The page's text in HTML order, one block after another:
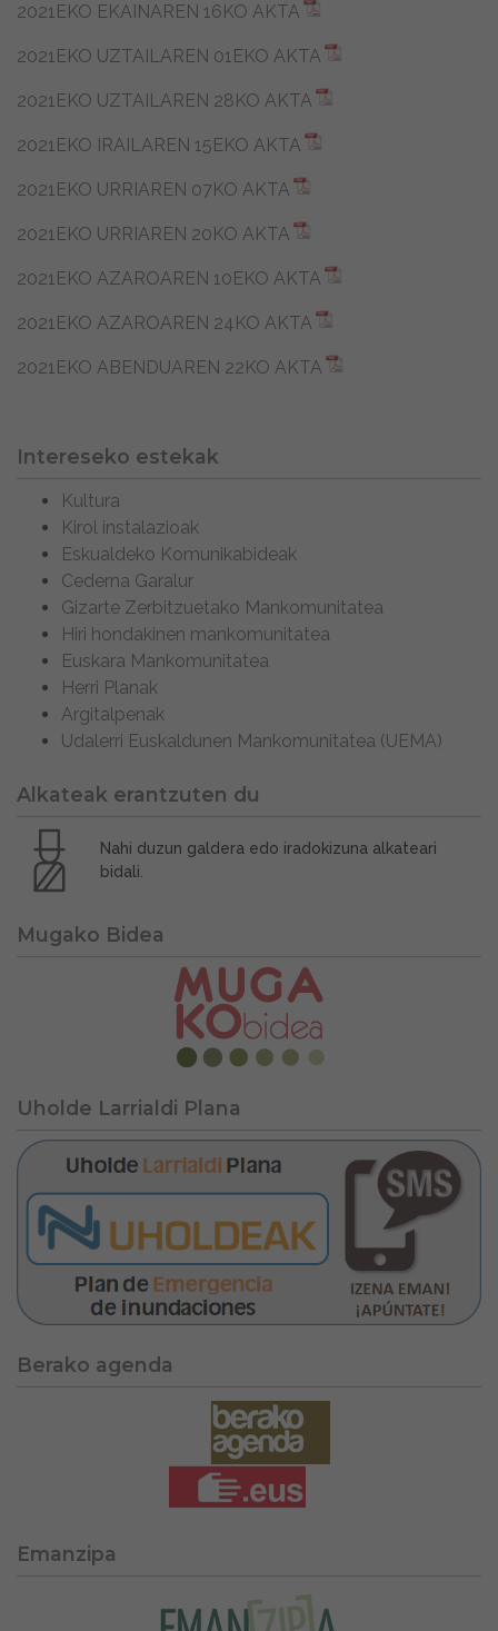
2021EKO EKAINAREN 16KO AKTA
2021EKO UZTAILAREN 01EKO AKTA
2021EKO UZTAILAREN 28KO AKTA
2021EKO IRAILAREN 15EKO AKTA
2021EKO URRIAREN 07KO AKTA
2021EKO URRIAREN 20KO AKTA
2021EKO AZAROAREN 10EKO AKTA
2021EKO AZAROAREN 24KO AKTA
2021EKO ABENDUAREN 22KO AKTA
Intereseko estekak
Kultura
Kirol instalazioak
Eskualdeko Komunikabideak
Cederna Garalur
Gizarte Zerbitzuetako Mankomunitatea
Hiri hondakinen mankomunitatea
Euskara Mankomunitatea
Herri Planak
Argitalpenak
Udalerri Euskaldunen Mankomunitatea (UEMA)
Alkateak erantzuten du
Nahi duzun galdera edo iradokizuna alkateari
bidali.
Mugako Bidea
Uholde Larrialdi Plana
Berako agenda
Emanzipa